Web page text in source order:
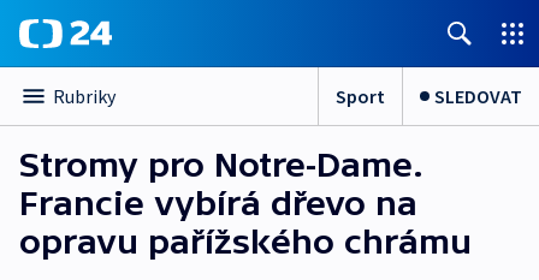
Rubriky Sport SLEDOVAT
Stromy pro Notre-Dame.
Francie vybírá dřevo na
opravu pařížského chrámu